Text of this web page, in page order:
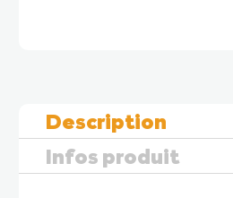
Description
Infos produit